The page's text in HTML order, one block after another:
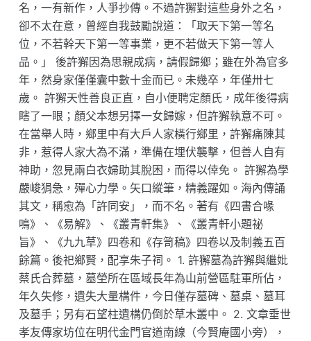
名，一有新作，人爭抄傳。不過許獬對這些身外之名，
卻不太在意，曾經自我鼓勵說道：「取天下第一等名
位，不若幹天下第一等事業，更不若做天下第一等人
品。」 後許獬因為思親成病，請假歸鄉；雖在外為官多
年，然身家僅僅囊中數十金而已。未幾卒，年僅卅七
歲。 許獬天性善良正直，自小便聘定顏氏，成年後得病
瞎了一眼；顏父本想另擇一女歸嫁，但許獬執意不可。
在當舉人時，鄉里中有大戶人家橫行鄉里，許獬痛陳其
非，惹得人家大為不滿，準備在埋伏襲擊，但善人自有
神助，忽見兩白衣婦助其脫困，而得以倖免。 許獬為學
嚴峻狷急，殫心力學。矢口縱筆，精義躍如。海內傳誦
其文，稱愈為「許同安」，而不名。著有《四書合喙
鳴》、《易解》、《叢青軒集》、《叢青軒小題祕
旨》、《九九草》四卷和《存笥稿》四卷以及制義五百
餘篇。後祀鄉賢，配享朱子祠。 1. 許獬墓為許獬與繼妣
蔡氏合葬墓，墓塋所在區域長年為山前營區駐軍所佔，
年久失修，遺失大量構件，今日僅存墓碑、墓桌、墓耳
及墓手；另有石望柱遺構仍倒於草木叢中。 2. 文章垂世
孝友傳家坊位在明代金門官道南線（今賢庵國小旁），